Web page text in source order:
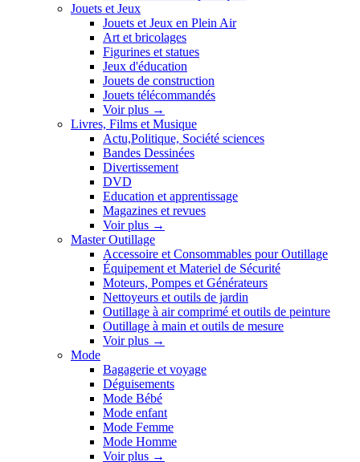
Jouets et Jeux
Jouets et Jeux en Plein Air
Art et bricolages
Figurines et statues
Jeux d'éducation
Jouets de construction
Jouets télécommandés
Voir plus →
Livres, Films et Musique
Actu,Politique, Société sciences
Bandes Dessinées
Divertissement
DVD
Education et apprentissage
Magazines et revues
Voir plus →
Master Outillage
Accessoire et Consommables pour Outillage
Équipement et Materiel de Sécurité
Moteurs, Pompes et Générateurs
Nettoyeurs et outils de jardin
Outillage à air comprimé et outils de peinture
Outillage à main et outils de mesure
Voir plus →
Mode
Bagagerie et voyage
Déguisements
Mode Bébé
Mode enfant
Mode Femme
Mode Homme
Voir plus →